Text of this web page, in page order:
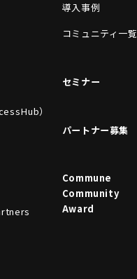
）
導入事例
コミュニティ一覧
セミナー
パートナー募集
Commune
Community
Award